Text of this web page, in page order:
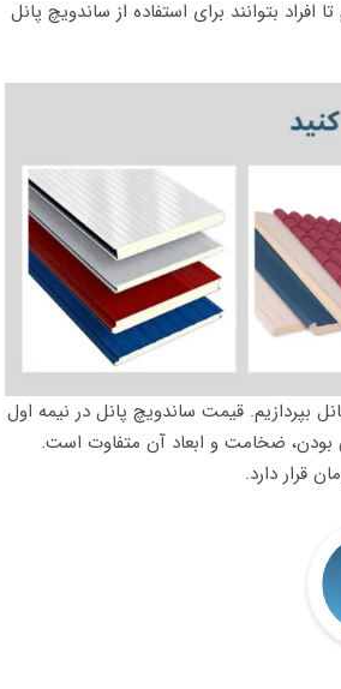
تا افراد بتوانند برای استفاده از ساندویچ پانل
بپردازیم. قیمت ساندویچ پانل در نیمه اول
بسته به دیواری یا سقفی بودن، ضخامت و ابعاد آن متفاوت است.